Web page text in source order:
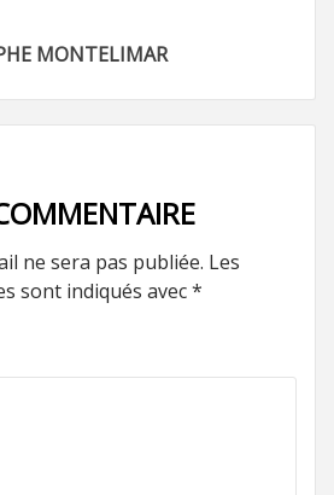
MONTELIMAR
ne sera pas publiée. Les
sont indiqués avec*